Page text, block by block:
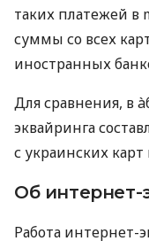
таких платежей в
суммы со всех
иностранных
Для сравнения, в
эквайринга
с украинских
Об интернет-
Работа интернет-